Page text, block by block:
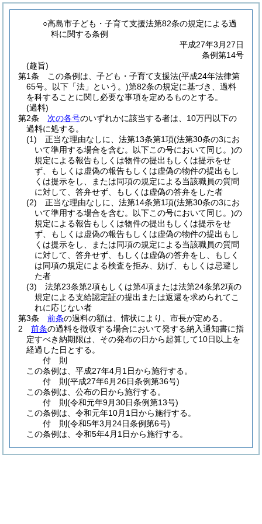
○高島市子ども・子育て支援法第82条の規定による過
料に関する条例
平成27年3月27日
条例第14号
(趣旨)
第1条
この条例は、子ども・子育て支援法(平成24年法律第
65号。以下「法」という。)第82条の規定に基づき、過料
を科することに関し必要な事項を定めるものとする。
(過料)
第2条
次の各号のいずれかに該当する者は、10万円以下の
過料に処する。
(1)
正当な理由なしに、法第13条第1項(法第30条の3にお
いて準用する場合を含む。以下この号において同じ。)の
規定による報告もしくは物件の提出もしくは提示をせ
ず、もしくは虚偽の報告もしくは虚偽の物件の提出もし
くは提示をし、または同項の規定による当該職員の質問
に対して、答弁せず、もしくは虚偽の答弁をした者
(2)
正当な理由なしに、法第14条第1項(法第30条の3にお
いて準用する場合を含む。以下この号において同じ。)の
規定による報告もしくは物件の提出もしくは提示をせ
ず、もしくは虚偽の報告もしくは虚偽の物件の提出もし
くは提示をし、または同項の規定による当該職員の質問
に対して、答弁せず、もしくは虚偽の答弁をし、もしく
は同項の規定による検査を拒み、妨げ、もしくは忌避し
た者
(3)
法第23条第2項もしくは第4項または法第24条第2項の
規定による支給認定証の提出または返還を求められてこ
れに応じない者
第3条
前条の過料の額は、情状により、市長が定める。
2
前条の過料を徴収する場合において発する納入通知書に指
定すべき納期限は、その発布の日から起算して10日以上を
経過した日とする。
付 則
この条例は、平成27年4月1日から施行する。
付 則(平成27年6月26日条例第36号)
この条例は、公布の日から施行する。
付 則(令和元年9月30日条例第13号)
この条例は、令和元年10月1日から施行する。
付 則(令和5年3月24日条例第6号)
この条例は、令和5年4月1日から施行する。